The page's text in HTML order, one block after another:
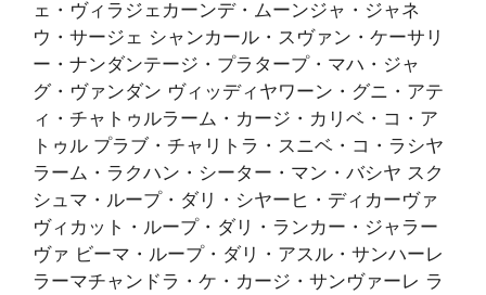
ェ・ヴィラジェカーンデ・ムーンジャ・ジャネ
ウ・サージェ シャンカール・スヴァン・ケーサリ
ー・ナンダンテージ・プラタープ・マハ・ジャ
グ・ヴァンダン ヴィッディヤワーン・グニ・アテ
ィ・チャトゥルラーム・カージ・カリベ・コ・ア
トゥル プラブ・チャリトラ・スニベ・コ・ラシヤ
ラーム・ラクハン・シーター・マン・バシヤ スク
シュマ・ループ・ダリ・シヤーヒ・ディカーヴァ
ヴィカット・ループ・ダリ・ランカー・ジャラー
ヴァ ビーマ・ループ・ダリ・アスル・サンハーレ
ラーマチャンドラ・ケ・カージ・サンヴァーレ ラ